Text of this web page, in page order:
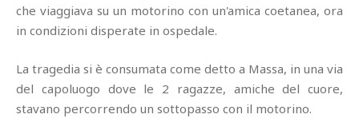
che viaggiava su un motorino con un'amica coetanea, ora
in condizioni disperate in ospedale.
La tragedia si è consumata come detto a Massa, in una via
del capoluogo dove le 2 ragazze, amiche del cuore,
stavano percorrendo un sottopasso con il motorino.